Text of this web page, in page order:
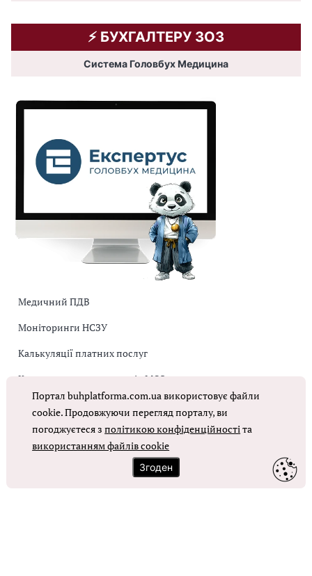
⚡️ БУХГАЛТЕРУ ЗОЗ
Система Головбух Медицина
Медичний ПДВ
Моніторинги НСЗУ
Калькуляції платних послуг
Коригувальна накладна від МОЗ
Оплата праці в КНП
ОТРИМАТИ ДОСТУП
Портал buhplatforma.com.ua використовує файли
cookie. Продовжуючи перегляд порталу, ви
погоджуєтеся зполітикою конфіденційностіта
використанням файлів cookie
Згоден